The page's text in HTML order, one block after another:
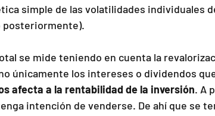
simple de las volatilidades individuales
posteriormente).
se mide teniendo en cuenta la
únicamente los intereses o dividendos
afecta a la rentabilidad de la inversión. A
intención de venderse. De ahí que se